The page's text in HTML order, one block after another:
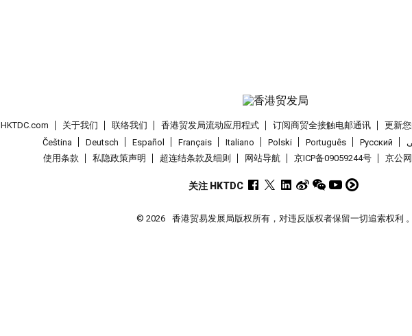
HKTDC.com 关于我们 联络我们 香港贸发局流动应用程式 订阅商贸全接触电邮通讯 更新
Čeština
Deutsch Español Français Italiano Polski Português Pусский
使用条款
私隐政策声明 超连结条款及细则 网站导航 京ICP备09059244号 京公
关注 HKTDC
© 2026 香港贸易发展局版权所有，对违反版权者保留一切追索权利 。